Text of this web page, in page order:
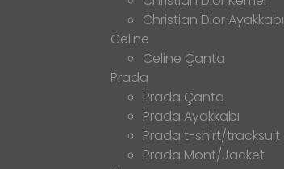
Christian Dior Ayakkabı
Celine
Celine Çanta
Prada
Prada Çanta
Prada Ayakkabı
Prada t-shirt/tracksuit
Prada Mont/Jacket